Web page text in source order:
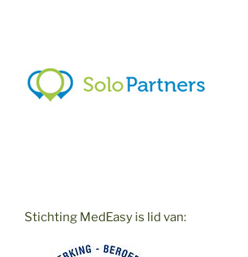
Stichting MedEasy is lid van: